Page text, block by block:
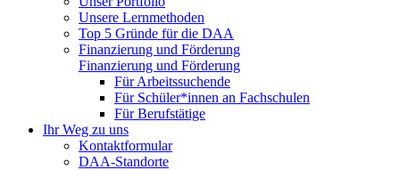
Unsere Lernmethoden
Top 5 Gründe für die DAA
Finanzierung und Förderung
Finanzierung und Förderung
Für Arbeitssuchende
Für Schüler*innen an Fachschulen
Für Berufstätige
Ihr Weg zu uns
Kontaktformular
DAA-Standorte